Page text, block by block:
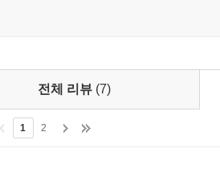
전체 리뷰 (7)
1 2